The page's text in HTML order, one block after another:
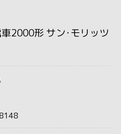
2000形 サン･モリッツ